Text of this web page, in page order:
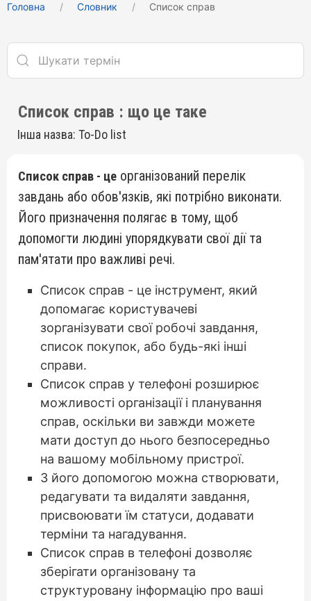
Головна Cловник Список справ
Список справ : що це таке
Інша назва: To-Do list
Список справ - це організований перелік
завдань або обов'язків, які потрібно виконати.
Його призначення полягає в тому, щоб
допомогти людині упорядкувати свої дії та
пам'ятати про важливі речі.
Список справ - це інструмент, який
допомагає користувачеві
зорганізувати свої робочі завдання,
список покупок, або будь-які інші
справи.
Список справ у телефоні розширює
можливості організації і планування
справ, оскільки ви завжди можете
мати доступ до нього безпосередньо
на вашому мобільному пристрої.
З його допомогою можна створювати,
редагувати та видаляти завдання,
присвоювати їм статуси, додавати
терміни та нагадування.
Список справ в телефоні дозволяє
зберігати організовану та
структуровану інформацію про ваші